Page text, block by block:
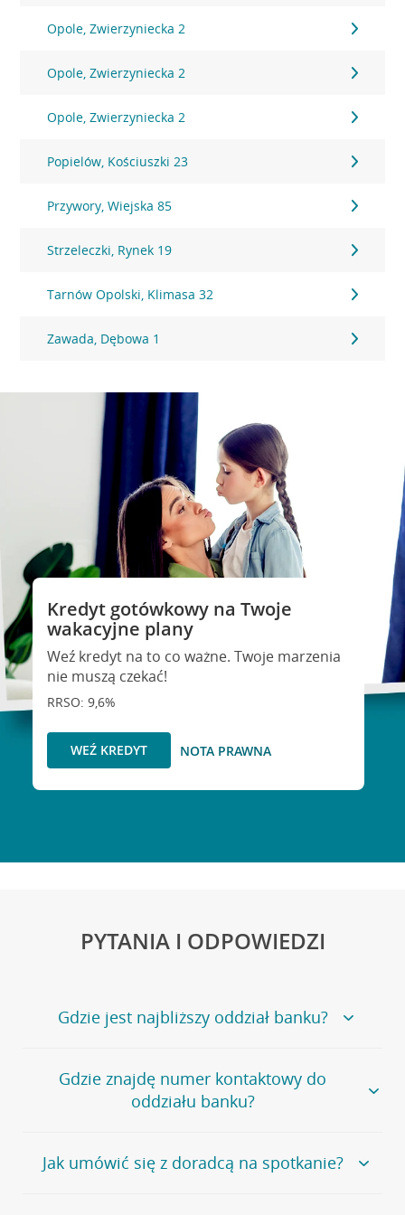
Opole, Zwierzyniecka 2
Opole, Zwierzyniecka 2
Opole, Zwierzyniecka 2
Popielów, Kościuszki 23
Przywory, Wiejska 85
Strzeleczki, Rynek 19
Tarnów Opolski, Klimasa 32
Zawada, Dębowa 1
Kredyt gotówkowy na Twoje
wakacyjne plany
Weź kredyt na to co ważne. Twoje marzenia
nie muszą czekać!
RRSO: 9,6%
WEŹ KREDYT NOTA PRAWNA
PYTANIA I ODPOWIEDZI
Gdzie jest najbliższy oddział banku?
Jeśli szukasz oddziału naszego banku, zapraszamy na
stronęPlacówki i bankomaty, na której znajduje się
wygodna wyszukiwarka.
oddziałów
Gdzie znajdę numer kontaktowy do
oddziału banku?
Bank Credit Agricole nie udostępnia ogólnego numeru
telefonu do placówki bankowej.
Jak umówić się z doradcą na spotkanie?